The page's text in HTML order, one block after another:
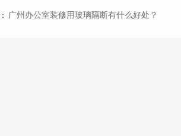
： 广州办公室装修用玻璃隔断有什么好处？